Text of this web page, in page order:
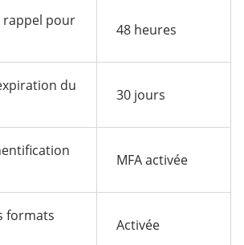
rappel pour
48 heures
du
30 jours
MFA activée
formats
Activée